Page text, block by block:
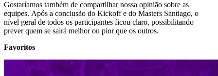
Gostaríamos também de compartilhar nossa opinião sobre as
equipes. Após a conclusão do Kickoff e do Masters Santiago, o
nível geral de todos os participantes ficou claro, possibilitando
prever quem se sairá melhor ou pior que os outros.
Favoritos